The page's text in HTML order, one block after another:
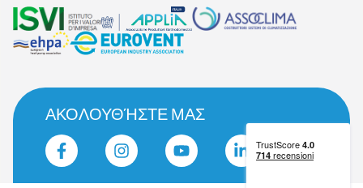
ΑΚΟΛΟΥΘΉΣΤΕ ΜΑΣ